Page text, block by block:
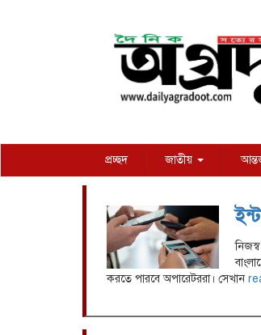
প্রচ্ছদ জাতীয়
করতে পারবে অপারেটররা। সেখান